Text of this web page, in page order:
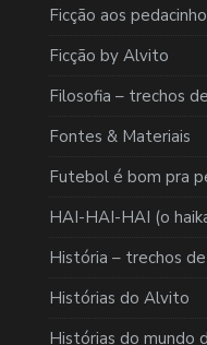
Ficção aos
Ficção by Alvito
Filosofia – trechos
Fontes & Materiais
Futebol é bom pra
HAI-HAI-HAI (o
História – trechos
Histórias do Alvito
Histórias do mundo